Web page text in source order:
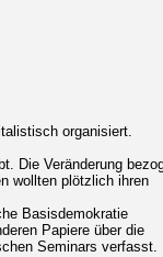
organisiert.
Die Veränderung
wollten plötzlich ihren
Basisdemokratie
Papiere über die
Seminars verfasst.